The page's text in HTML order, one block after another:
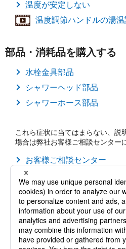
温度が安定しない
温度調節ハンドルの湯
部品・消耗品を購入する
水栓金具部品
シャワーヘッド部品
シャワーホース部品
これら症状に当てはまらない、説
場合は弊社お客様ご相談センター
お客様ご相談センター
バスルームその他サポート情報も
バスルーム水栓金具のお客
バスルームのお客様サポー